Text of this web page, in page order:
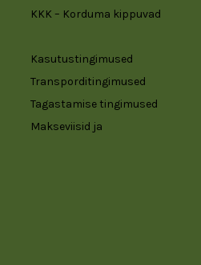
KKK – Korduma kippuvad
Kasutustingimused
Transporditingimused
Tagastamise tingimused
Makseviisid ja